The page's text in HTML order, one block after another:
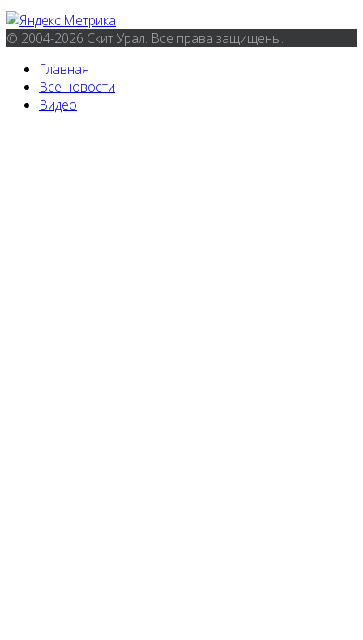
© 2004-2026 Скит Урал. Все права защищены.
Главная
Все новости
Видео